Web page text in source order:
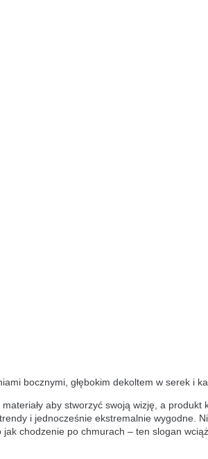
bocznymi, głębokim dekoltem w serek i
aby stworzyć swoją wizję, a
i jednocześnie ekstremalnie wygodne.
chodzenie po chmurach – ten slogan